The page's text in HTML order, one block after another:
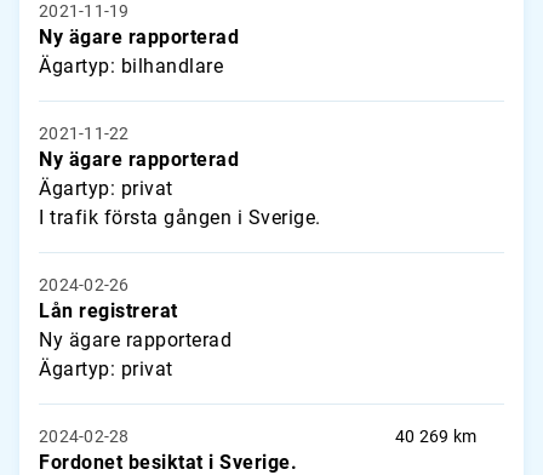
2021-11-19
Ny ägare rapporterad
Ägartyp: bilhandlare
2021-11-22
Ny ägare rapporterad
Ägartyp: privat
I trafik första gången i Sverige.
2024-02-26
Lån registrerat
Ny ägare rapporterad
Ägartyp: privat
2024-02-28
Fordonet besiktat i Sverige.
40 269 km